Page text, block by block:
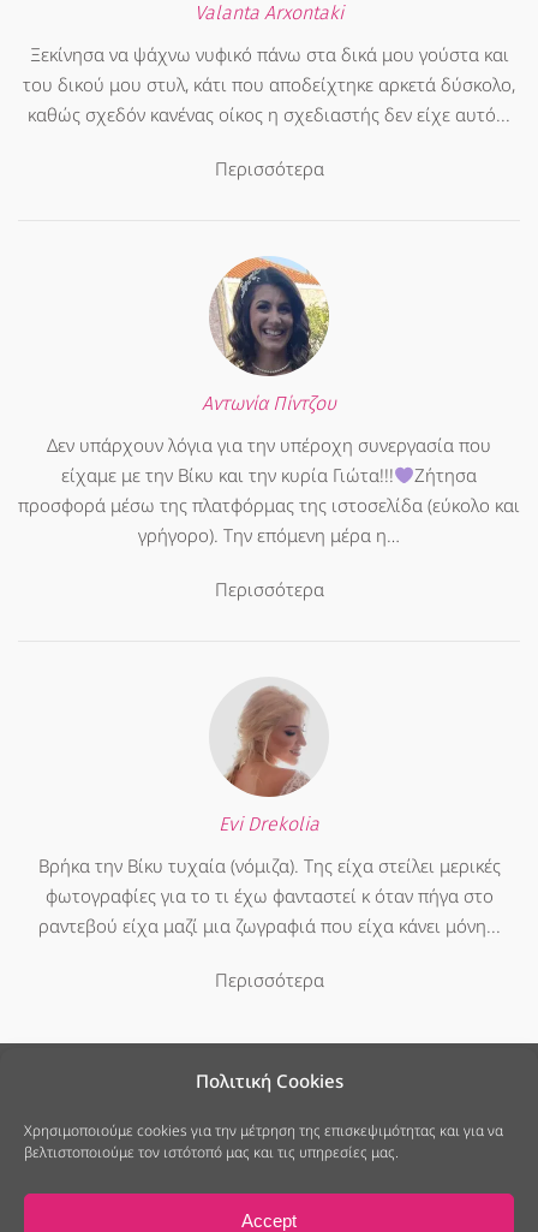
Πολιτική Cookies
Χρησιμοποιούμε cookies για την μέτρηση της επισκεψιμότητας και για να
βελτιστοποιούμε τον ιστότοπό μας και τις υπηρεσίες μας.
Accept
Valanta Arxontaki
Ξεκίνησα να ψάχνω νυφικό πάνω στα δικά μου γούστα και
του δικού μου στυλ, κάτι που αποδείχτηκε αρκετά δύσκολο,
καθώς σχεδόν κανένας οίκος η σχεδιαστής δεν είχε αυτό...
Περισσότερα
Αντωνία Πίντζου
Δεν υπάρχουν λόγια για την υπέροχη συνεργασία που
είχαμε με την Βίκυ και την κυρία Γιώτα!!!
Ζήτησα
προσφορά μέσω της πλατφόρμας της ιστοσελίδα (εύκολο και
γρήγορο). Την επόμενη μέρα η…
Περισσότερα
Evi Drekolia
Βρήκα την Βίκυ τυχαία (νόμιζα). Της είχα στείλει μερικές
φωτογραφίες για το τι έχω φανταστεί κ όταν πήγα στο
ραντεβού είχα μαζί μια ζωγραφιά που είχα κάνει μόνη...
Περισσότερα